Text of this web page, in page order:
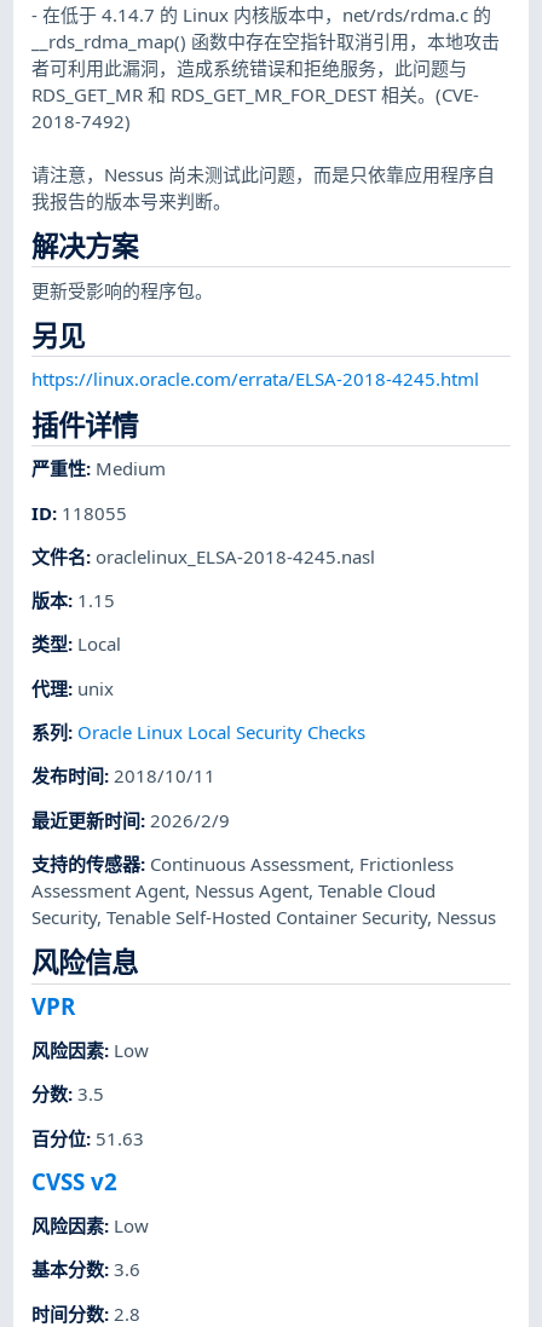
- 在低于 4.14.7 的 Linux 内核版本中，net/rds/rdma.c 的
__rds_rdma_map() 函数中存在空指针取消引用，本地攻击
者可利用此漏洞，造成系统错误和拒绝服务，此问题与
RDS_GET_MR 和 RDS_GET_MR_FOR_DEST 相关。(CVE-
2018-7492)
请注意，Nessus 尚未测试此问题，而是只依靠应用程序自
我报告的版本号来判断。
解决方案
更新受影响的程序包。
另见
https://linux.oracle.com/errata/ELSA-2018-4245.html
插件详情
严重性: Medium
ID: 118055
文件名: oraclelinux_ELSA-2018-4245.nasl
版本: 1.15
类型: Local
代理: unix
系列 : Oracle Linux Local Security Checks
发布时间:2018/10/11
最近更新时间: 2026/2/9
支持的传感器: Continuous Assessment, Frictionless
Assessment Agent, Nessus Agent,Tenable Cloud
Security,Tenable Self-Hosted Container Security, Nessus
风险信息
VPR
风险因素: Low
分数:3.5
百分位: 51.63
CVSS v2
风险因素: Low
基本分数:3.6
时间分数: 2.8